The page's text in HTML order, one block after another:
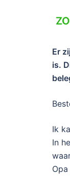
Er
is.
Ik
In